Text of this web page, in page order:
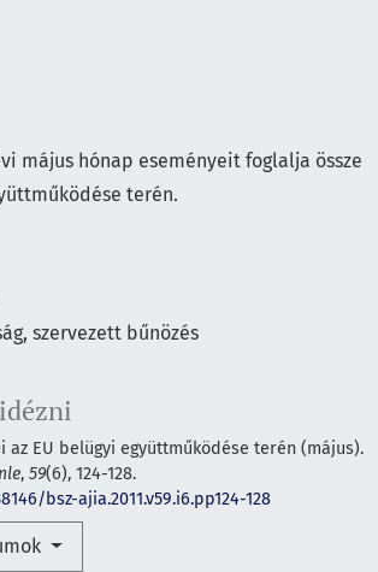
szervezett bűnözés
az EU belügyi együttműködése terén (május).
, 59(6), 124-128.
bsz-ajia.2011.v59.i6.pp124-128
május hónap eseményeit foglalja össze
terén.